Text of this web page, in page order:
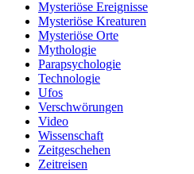
Mysteriöse Ereignisse
Mysteriöse Kreaturen
Mysteriöse Orte
Mythologie
Parapsychologie
Technologie
Ufos
Verschwörungen
Video
Wissenschaft
Zeitgeschehen
Zeitreisen